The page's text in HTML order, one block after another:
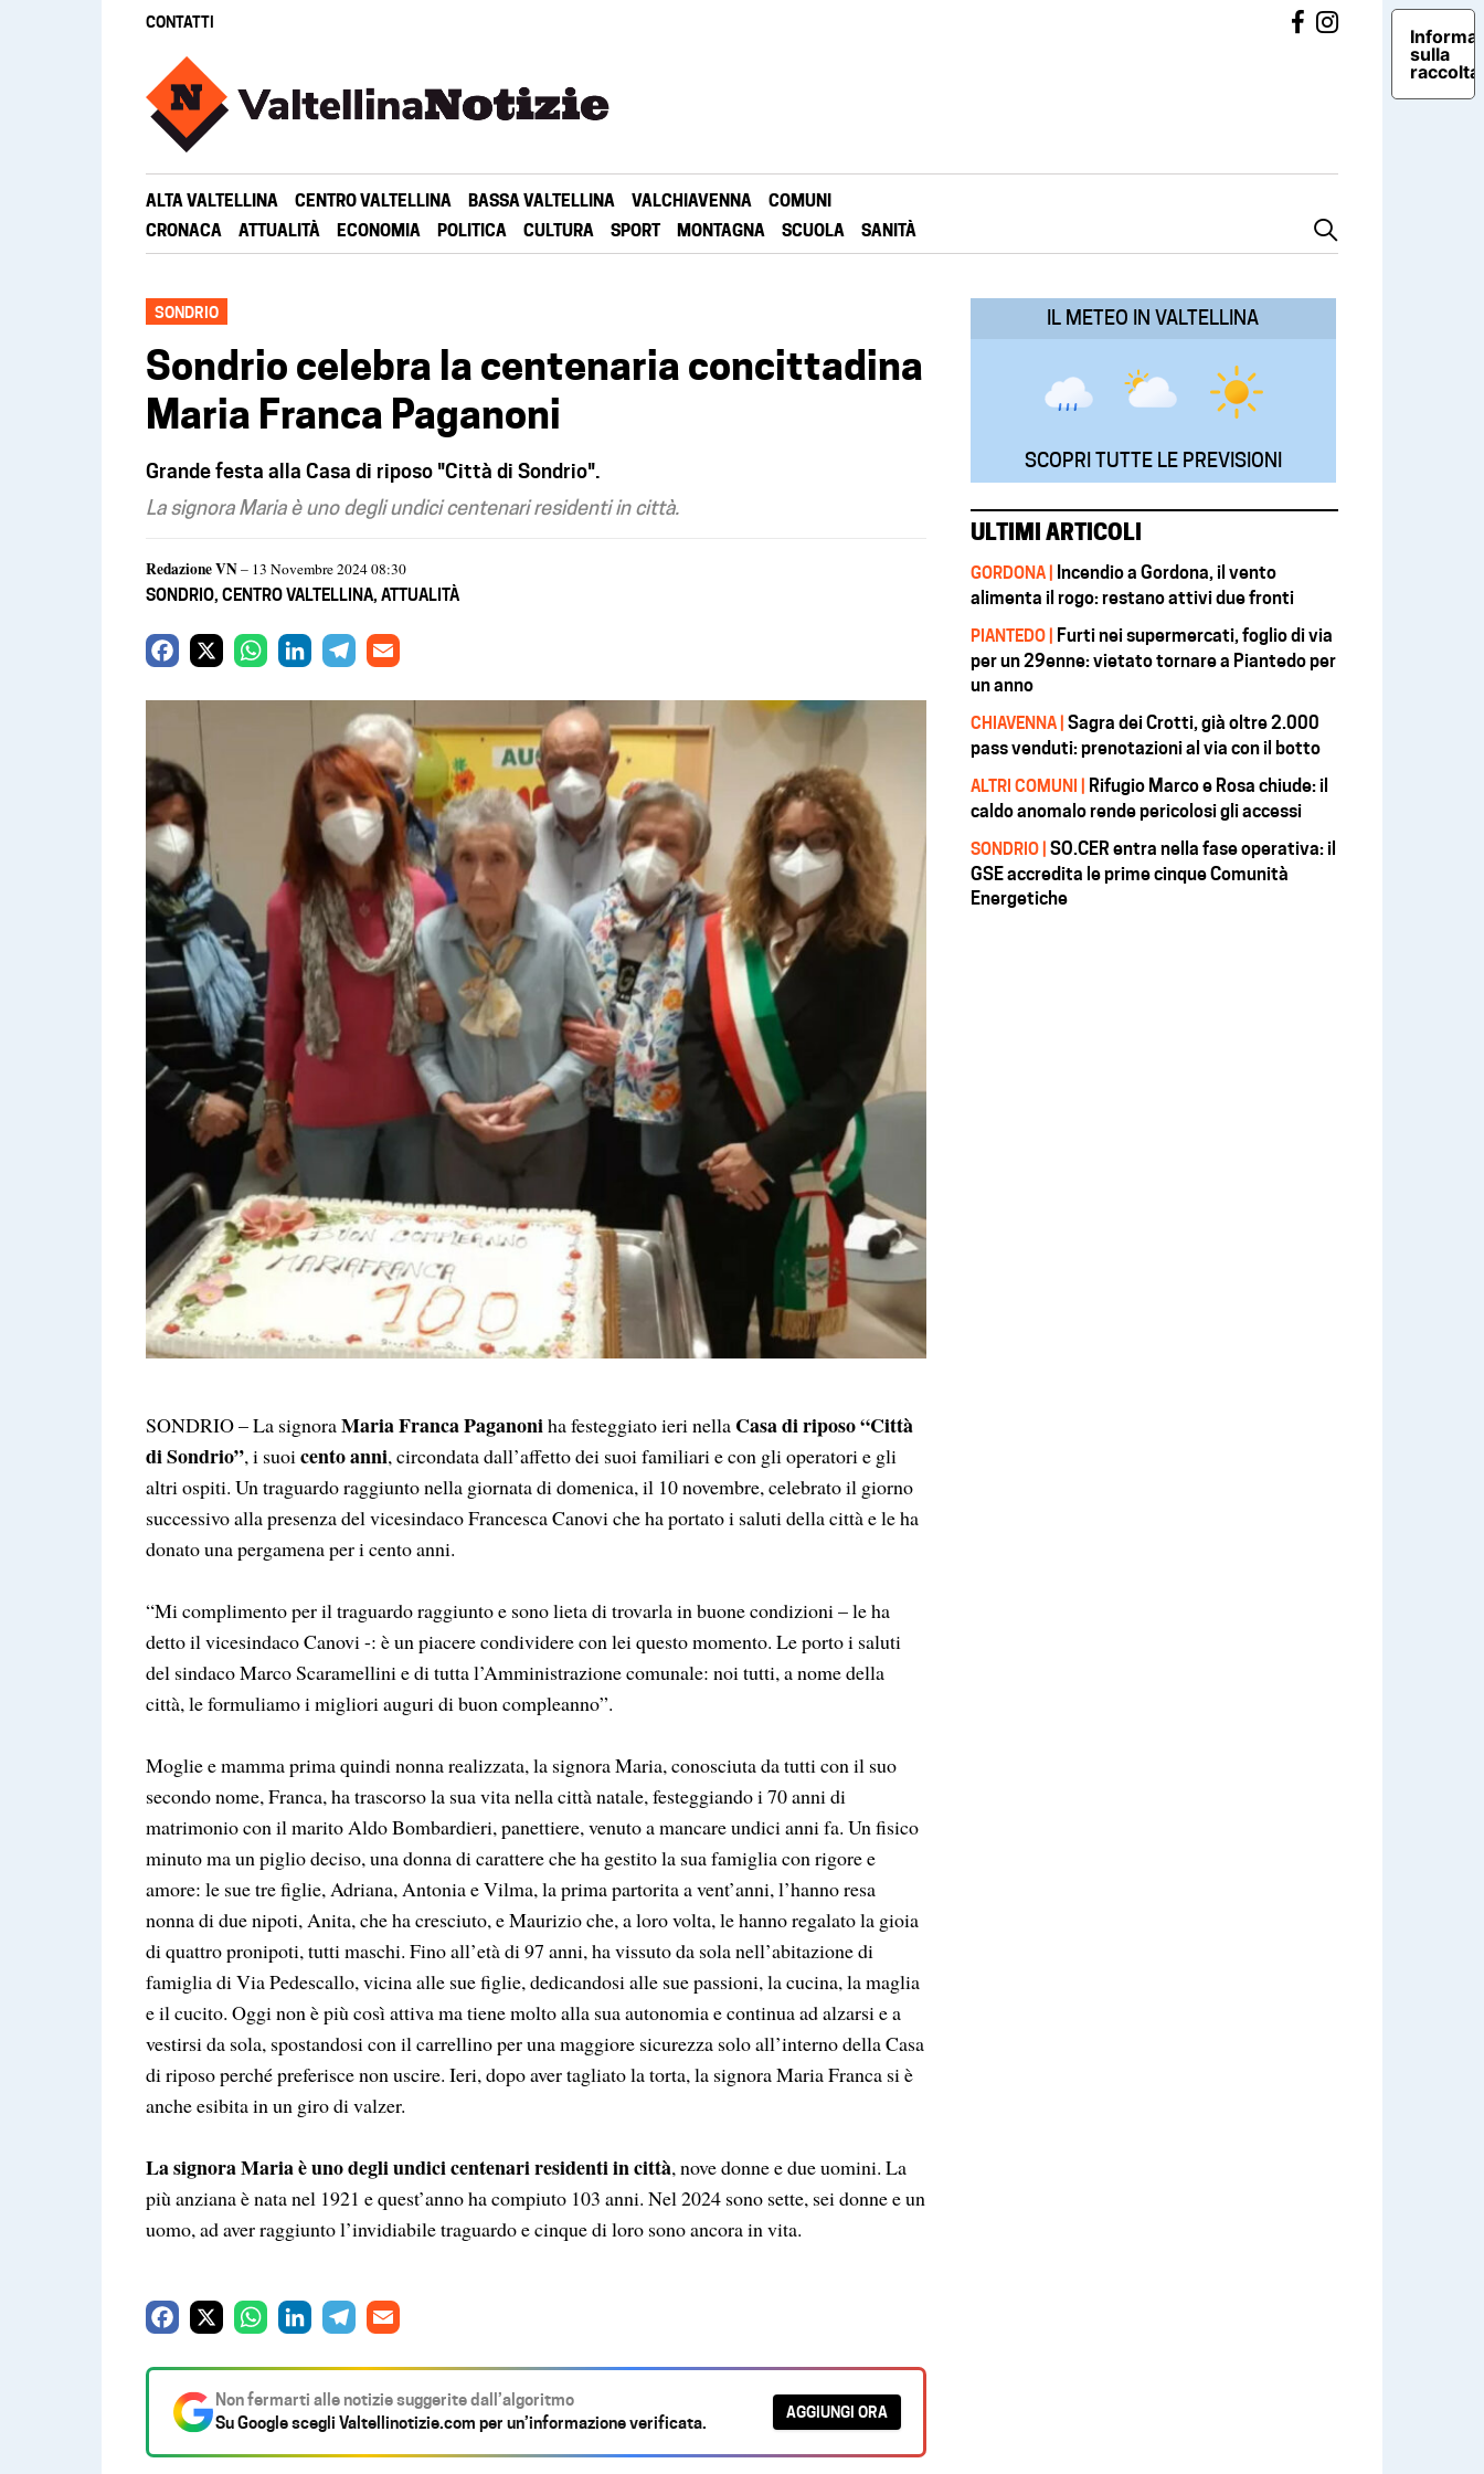
CONTATTI
ALTA VALTELLINA CENTRO VALTELLINA BASSA VALTELLINA VALCHIAVENNA
COMUNI
CRONACA
ATTUALITÀ ECONOMIA POLITICA CULTURA SPORT MONTAGNA SCUOLA SANITÀ
SONDRIO
Sondrio celebra la centenaria concittadina
Maria Franca Paganoni
Grande festa alla Casa di riposo "Città di Sondrio".
La signora Maria è uno degli undici centenari residenti in città.
Redazione VN– 13 Novembre 2024 08:30
SONDRIO, CENTRO VALTELLINA, ATTUALITÀ
b
o
o
k
k
e
d
l
e
g
r
m
a
i
l
SONDRIO – La signoraMaria Franca Paganoniha festeggiato ieri nella Casa di riposo “Città
di Sondrio”, i suoicento anni, circondata dall’affetto dei suoi familiari e con gli operatori e gli
altri ospiti. Un traguardo raggiunto nella giornata di domenica, il 10 novembre, celebrato il giorno
successivo alla presenza del vicesindaco Francesca Canovi che ha portato i saluti della città e le ha
donato una pergamena per i cento anni.
“Mi complimento per il traguardo raggiunto e sono lieta di trovarla in buone condizioni – le ha
detto il vicesindaco Canovi -: è un piacere condividere con lei questo momento. Le porto i saluti
del sindaco Marco Scaramellini e di tutta l’Amministrazione comunale: noi tutti, a nome della
città, le formuliamo i migliori auguri di buon compleanno”.
Moglie e mamma prima quindi nonna realizzata, la signora Maria, conosciuta da tutti con il suo
secondo nome, Franca, ha trascorso la sua vita nella città natale, festeggiando i 70 anni di
matrimonio con il marito Aldo Bombardieri, panettiere, venuto a mancare undici anni fa. Un fisico
minuto ma un piglio deciso, una donna di carattere che ha gestito la sua famiglia con rigore e
amore: le sue tre figlie, Adriana, Antonia e Vilma, la prima partorita a vent’anni, l’hanno resa
nonna di due nipoti, Anita, che ha cresciuto, e Maurizio che, a loro volta, le hanno regalato la gioia
di quattro pronipoti, tutti maschi. Fino all’età di 97 anni, ha vissuto da sola nell’abitazione di
famiglia di Via Pedescallo, vicina alle sue figlie, dedicandosi alle sue passioni, la cucina, la maglia
e il cucito. Oggi non è più così attiva ma tiene molto alla sua autonomia e continua ad alzarsi e a
vestirsi da sola, spostandosi con il carrellino per una maggiore sicurezza solo all’interno della Casa
di riposo perché preferisce non uscire. Ieri, dopo aver tagliato la torta, la signora Maria Franca si è
anche esibita in un giro di valzer.
La signora Maria è uno degli undici centenari residenti in città, nove donne e due uomini. La
più anziana è nata nel 1921 e quest’anno ha compiuto 103 anni. Nel 2024 sono sette, sei donne e un
uomo, ad aver raggiunto l’invidiabile traguardo e cinque di loro sono ancora in vita.
e
b
t
s
k
e
e
g
i
l
Non fermarti alle notizie suggerite dall’algoritmo
Su Google scegli Valtellinotizie.com per un’informazione verificata.
AGGIUNGI ORA
IL METEO IN VALTELLINA
SCOPRI TUTTE LE PREVISIONI
ULTIMI ARTICOLI
GORDONA | Incendio a Gordona, il vento
alimenta il rogo: restano attivi due fronti
PIANTEDO | Furti nei supermercati, foglio di via
per un 29enne: vietato tornare a Piantedo per
un anno
CHIAVENNA | Sagra dei Crotti, già oltre 2.000
pass venduti: prenotazioni al via con il botto
ALTRI COMUNI | Rifugio Marco e Rosa chiude: il
caldo anomalo rende pericolosi gli accessi
SONDRIO | SO.CER entra nella fase operativa: il
GSE accredita le prime cinque Comunità
Energetiche
sulla
raccolta